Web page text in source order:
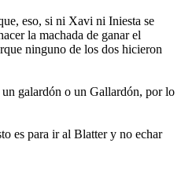
eso, si ni Xavi ni Iniesta se
la machada de ganar el
ninguno de los dos hicieron
galardón o un Gallardón, por lo
es para ir al Blatter y no echar